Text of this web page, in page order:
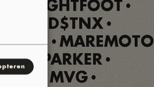
LIGHTFOOT •
LORD$TNX •
• MAREMOTO
PARKER •
MVG •